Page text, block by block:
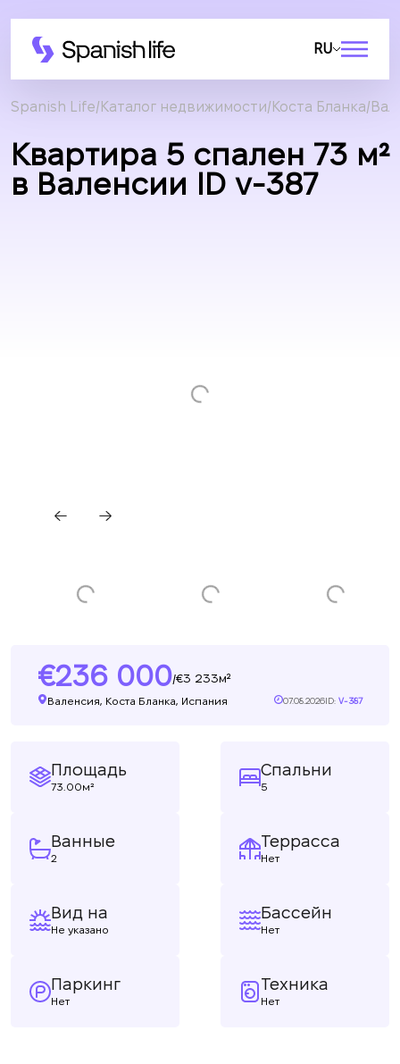
RU
Spanish Life Каталог недвижимости Коста Бланка
Квартира 5 спален 73 м²
в Валенсии ID v-387
236 000/ 3 233м²
Валенсия, Коста Бланка, Испания 07.08.2026ID: V-387
Площадь
73.00м²
Спальни
5
Ванные
2
Террасса
Нет
Вид на
Не указано
Бассейн
Нет
Паркинг
Нет
Техника
Нет